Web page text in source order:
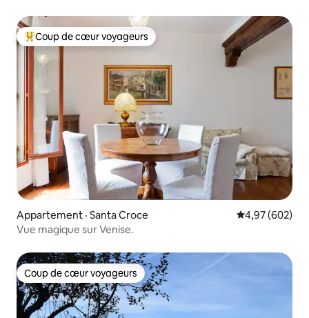
Coup de cœur voyageurs parmi les plus aimés
Coup de cœur voyageurs
Appartement · Santa Croce Note
4,97 (602)
Vue magique sur Venise.
Coup de cœur voyageurs
Coup de cœur voyageurs